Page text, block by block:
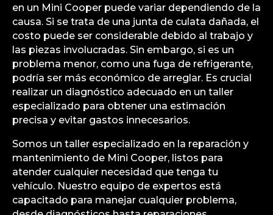
en un Mini Cooper puede variar dependiendo de la
causa. Si se trata de una junta de culata dañada, el
costo puede ser considerable debido al trabajo y
las piezas involucradas. Sin embargo, si es un
problema menor, como una fuga de refrigerante,
podría ser más económico de arreglar. Es crucial
realizar un diagnóstico adecuado en un taller
especializado para obtener una estimación
precisa y evitar gastos innecesarios.
Somos un taller especializado en la reparación y
mantenimiento de Mini Cooper, listos para
atender cualquier necesidad que tenga tu
vehículo. Nuestro equipo de expertos está
capacitado para manejar cualquier problema,